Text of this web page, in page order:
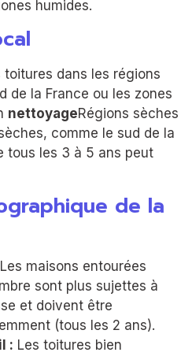
humides.
toitures dans les régions
de la France ou les zones
nettoyageRégions sèches
comme le sud de la
tous les 3 à 5 ans peut
de la
maisons entourées
sont plus sujettes à
et doivent être
(tous les 2 ans).
: Les toitures bien